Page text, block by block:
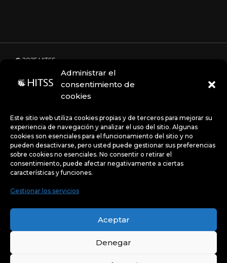
Administrar el
consentimiento de
cookies
Este sitio web utiliza cookies propias y de terceros para mejorar su
experiencia de navegación y analizar el uso del sitio. Algunas
cookies son esenciales para el funcionamiento del sitio y no
pueden desactivarse, pero usted puede gestionar sus preferencias
sobre cookies no esenciales. No consentir o retirar el
consentimiento, puede afectar negativamente a ciertas
características y funciones.
Gestionar los servicios
Aceptar
Denegar
© 2025 HITSS
Código de Ética
Avisos de privacidad
Políticas
Uso de Cookies:Este sitio web utiliza cookies propias y
analizar el uso del sitio. Algunas cookies son esenciales
cookies no esenciales.